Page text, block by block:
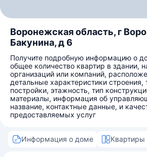
Воронежская область, г
Бакунина, д 6
Получите подробную информацию о
общее количество квартир в здании,
организаций или компаний,
детальные характеристики строения,
постройки, этажность, тип
материалы, информация об
название, контактные данные, и
предоставляемых услуг
Информация о доме Квартиры